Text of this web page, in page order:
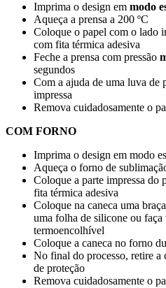
Imprima o design em modo
Aqueça a prensa a 200 ºC
Coloque o papel com o lado
com fita térmica adesiva
Feche a prensa com pressão
segundos
Com a ajuda de uma luva de
impressa
Remova cuidadosamente o
COM FORNO
Imprima o design em modo
Aqueça o forno de
Coloque a parte impressa do
fita térmica adesiva
Coloque na caneca uma
uma folha de silicone ou faça
termoencolhível
Coloque a caneca no forno
No final do processo, retire a
de proteção
Remova cuidadosamente o